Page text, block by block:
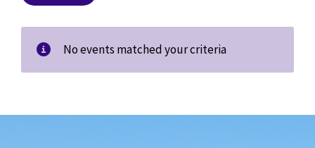
No events matched your criteria